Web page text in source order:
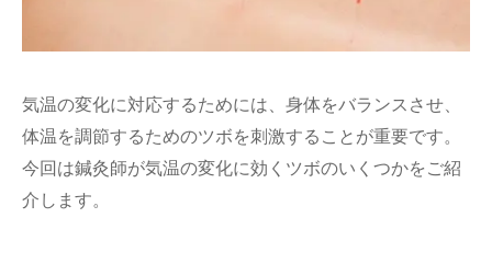
気温の変化に対応するためには、身体をバランスさせ、
体温を調節するためのツボを刺激することが重要です。
今回は鍼灸師が気温の変化に効くツボのいくつかをご紹
介します。